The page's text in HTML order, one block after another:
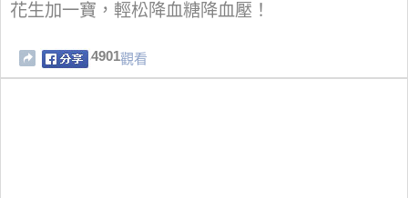
花生加一寶，輕松降血糖降血壓！
4901觀看